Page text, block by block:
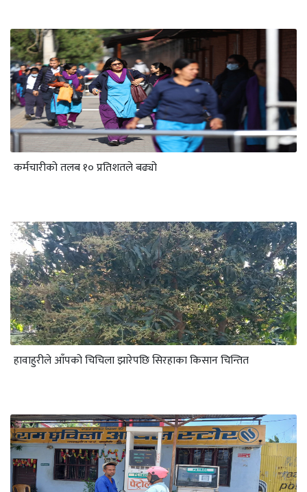
कर्मचारीको तलब १० प्रतिशतले बढ्यो
हावाहुरीले आँपको चिचिला झारेपछि सिरहाका किसान चिन्तित